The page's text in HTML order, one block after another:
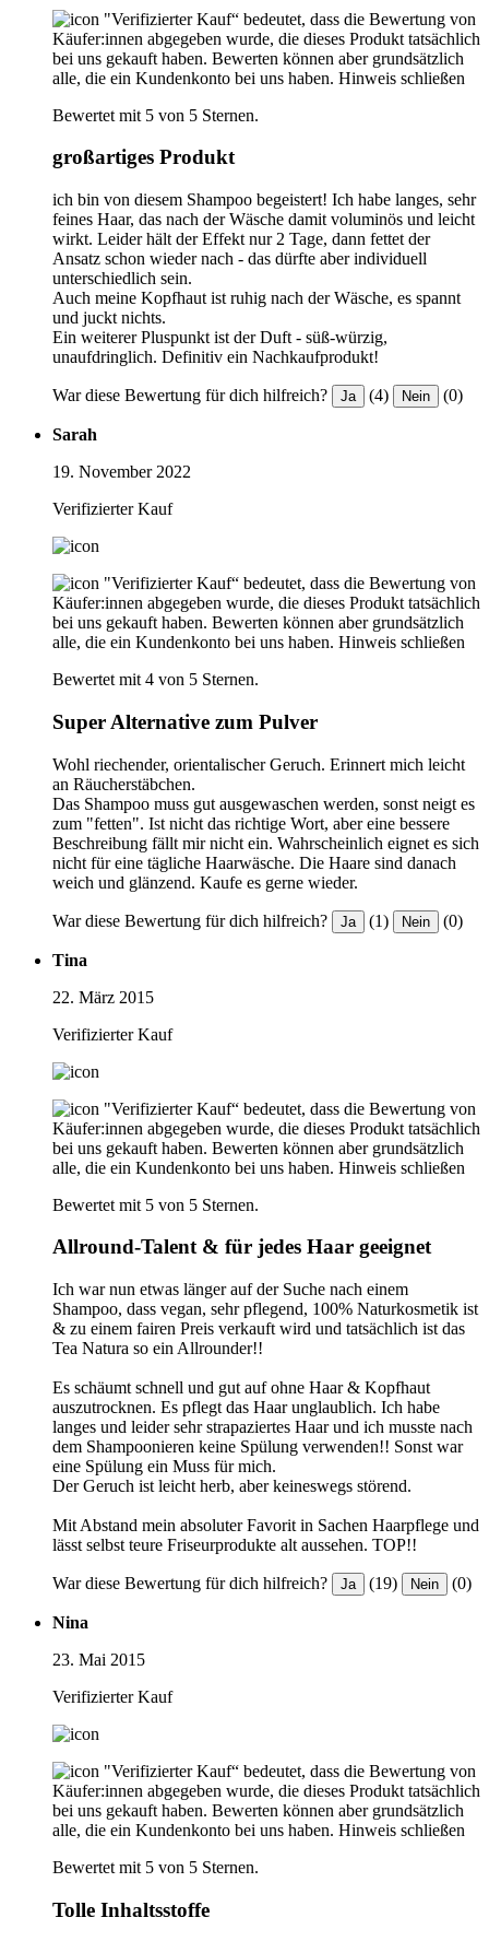
"Verifizierter Kauf“ bedeutet, dass die Bewertung von
Käufer:innen abgegeben wurde, die dieses Produkt tatsächlich
bei uns gekauft haben. Bewerten können aber grundsätzlich
alle, die ein Kundenkonto bei uns haben. Hinweis schließen
Bewertet mit 5 von 5 Sternen.
großartiges Produkt
ich bin von diesem Shampoo begeistert! Ich habe langes, sehr
feines Haar, das nach der Wäsche damit voluminös und leicht
wirkt. Leider hält der Effekt nur 2 Tage, dann fettet der
Ansatz schon wieder nach - das dürfte aber individuell
unterschiedlich sein.
Auch meine Kopfhaut ist ruhig nach der Wäsche, es spannt
und juckt nichts.
Ein weiterer Pluspunkt ist der Duft - süß-würzig,
unaufdringlich. Definitiv ein Nachkaufprodukt!
War diese Bewertung für dich hilfreich? Ja (4) Nein (0)
Sarah
19. November 2022
Verifizierter Kauf
"Verifizierter Kauf“ bedeutet, dass die Bewertung von
Käufer:innen abgegeben wurde, die dieses Produkt tatsächlich
bei uns gekauft haben. Bewerten können aber grundsätzlich
alle, die ein Kundenkonto bei uns haben. Hinweis schließen
Bewertet mit 4 von 5 Sternen.
Super Alternative zum Pulver
Wohl riechender, orientalischer Geruch. Erinnert mich leicht
an Räucherstäbchen.
Das Shampoo muss gut ausgewaschen werden, sonst neigt es
zum "fetten". Ist nicht das richtige Wort, aber eine bessere
Beschreibung fällt mir nicht ein. Wahrscheinlich eignet es sich
nicht für eine tägliche Haarwäsche. Die Haare sind danach
weich und glänzend. Kaufe es gerne wieder.
War diese Bewertung für dich hilfreich? Ja (1) Nein (0)
Tina
22. März 2015
Verifizierter Kauf
"Verifizierter Kauf“ bedeutet, dass die Bewertung von
Käufer:innen abgegeben wurde, die dieses Produkt tatsächlich
bei uns gekauft haben. Bewerten können aber grundsätzlich
alle, die ein Kundenkonto bei uns haben. Hinweis schließen
Bewertet mit 5 von 5 Sternen.
Allround-Talent & für jedes Haar geeignet
Ich war nun etwas länger auf der Suche nach einem
Shampoo, dass vegan, sehr pflegend, 100% Naturkosmetik ist
& zu einem fairen Preis verkauft wird und tatsächlich ist das
Tea Natura so ein Allrounder!!
Es schäumt schnell und gut auf ohne Haar & Kopfhaut
auszutrocknen. Es pflegt das Haar unglaublich. Ich habe
langes und leider sehr strapaziertes Haar und ich musste nach
dem Shampoonieren keine Spülung verwenden!! Sonst war
eine Spülung ein Muss für mich.
Der Geruch ist leicht herb, aber keineswegs störend.
Mit Abstand mein absoluter Favorit in Sachen Haarpflege und
lässt selbst teure Friseurprodukte alt aussehen. TOP!!
War diese Bewertung für dich hilfreich? Ja (19) Nein (0)
Nina
23. Mai 2015
Verifizierter Kauf
"Verifizierter Kauf“ bedeutet, dass die Bewertung von
Käufer:innen abgegeben wurde, die dieses Produkt tatsächlich
bei uns gekauft haben. Bewerten können aber grundsätzlich
alle, die ein Kundenkonto bei uns haben. Hinweis schließen
Bewertet mit 5 von 5 Sternen.
Tolle Inhaltsstoffe